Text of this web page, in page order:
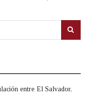
entre El Salvador,